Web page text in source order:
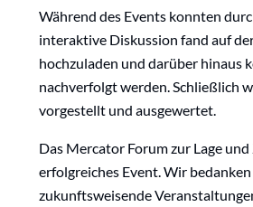
Während des Events konnten
interaktive Diskussion fand auf
hochzuladen und darüber hinaus
nachverfolgt werden. Schließlich
vorgestellt und ausgewertet.
Das Mercator Forum zur Lage
erfolgreiches Event. Wir
zukunftsweisende